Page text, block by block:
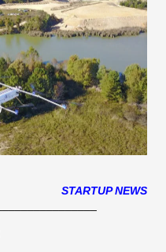
STARTUP NEWS